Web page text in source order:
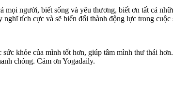
mọi người, biết sống và yêu thương, biết ơn tất cả
tích cực và sẽ biến đổi thành động lực trong cuộc
khỏe của mình tốt hơn, giúp tâm mình thư thái
chóng. Cám ơn Yogadaily.